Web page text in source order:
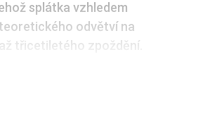
splátka vzhledem
odvětví na
třicetiletého zpoždění.